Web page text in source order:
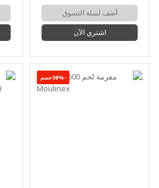
أضف لسلة التسوق
اشتري الآن
-38%حسم